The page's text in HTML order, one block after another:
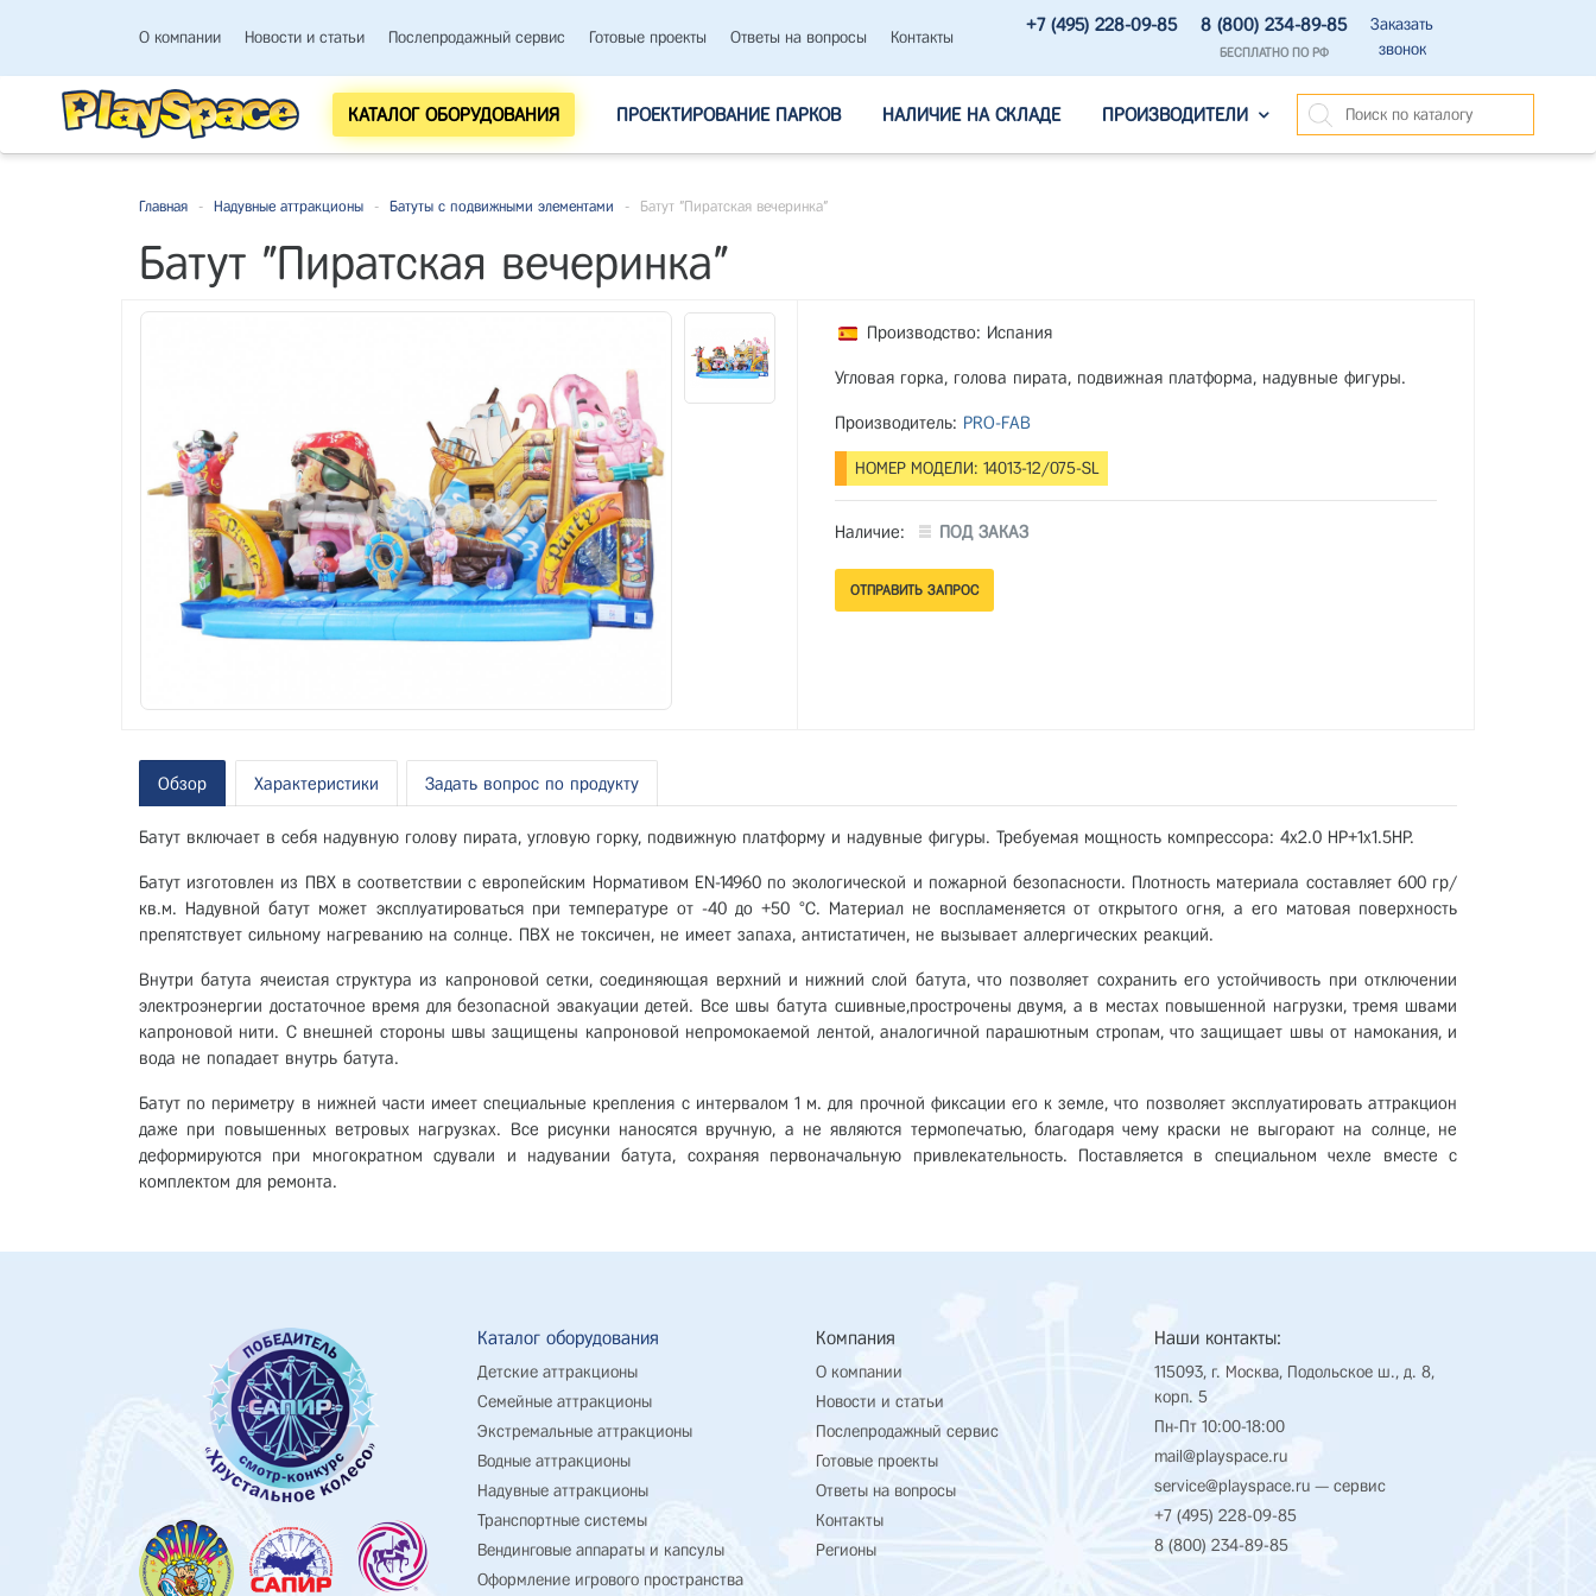
О компании Новости и статьи Послепродажный сервис Готовые проекты Ответы на вопросы Контакты
+7 (495) 228-09-85 8 (800) 234-89-85
БЕСПЛАТНО ПО РФ
Заказать
звонок
КАТАЛОГ ОБОРУДОВАНИЯ ПРОЕКТИРОВАНИЕ ПАРКОВ НАЛИЧИЕ НА СКЛАДЕ ПРОИЗВОДИТЕЛИ
Главная - Надувные аттракционы - Батуты с подвижными элементами - Батут "Пиратская вечеринка"
Батут "Пиратская вечеринка"
Производство: Испания
Угловая горка, голова пирата, подвижная платформа, надувные фигуры.
Производитель: PRO-FAB
НОМЕР МОДЕЛИ: 14013-12/075-SL
Наличие: ПОД ЗАКАЗ
Обзор Характеристики Задать вопрос по продукту
Батут включает в себя надувную голову пирата, угловую горку, подвижную платформу и надувные фигуры. Требуемая мощность компрессора: 4x2.0 НР+1x1.5НР.
Батут изготовлен из ПВХ в соответствии с европейским Нормативом ЕN-14960 по экологической и пожарной безопасности. Плотность материала составляет 600 гр/
кв.м. Надувной батут может эксплуатироваться при температуре от -40 до +50 °С. Материал не воспламеняется от открытого огня, а его матовая поверхность
препятствует сильному нагреванию на солнце. ПВХ не токсичен, не имеет запаха, антистатичен, не вызывает аллергических реакций.
Внутри батута ячеистая структура из капроновой сетки, соединяющая верхний и нижний слой батута, что позволяет сохранить его устойчивость при отключении
электроэнергии достаточное время для безопасной эвакуации детей. Все швы батута сшивные,прострочены двумя, а в местах повышенной нагрузки, тремя швами
капроновой нити. С внешней стороны швы защищены капроновой непромокаемой лентой, аналогичной парашютным стропам, что защищает швы от намокания, и
вода не попадает внутрь батута.
Батут по периметру в нижней части имеет специальные крепления с интервалом 1 м. для прочной фиксации его к земле, что позволяет эксплуатировать аттракцион
даже при повышенных ветровых нагрузках. Все рисунки наносятся вручную, а не являются термопечатью, благодаря чему краски не выгорают на солнце, не
деформируются при многократном сдували и надувании батута, сохраняя первоначальную привлекательность. Поставляется в специальном чехле вместе с
комплектом для ремонта.
Каталог оборудования
Детские аттракционы
Семейные аттракционы
Экстремальные аттракционы
Водные аттракционы
Надувные аттракционы
Транспортные системы
Вендинговые аппараты и капсулы
Оформление игрового пространства
Компания
О компании
Новости и статьи
Послепродажный сервис
Готовые проекты
Ответы на вопросы
Контакты
Регионы
Наши контакты:
115093, г. Москва, Подольское ш., д. 8,
корп. 5
Пн-Пт 10:00-18:00
mail@playspace.ru
service@playspace.ru — сервис
+7 (495) 228-09-85
8 (800) 234-89-85